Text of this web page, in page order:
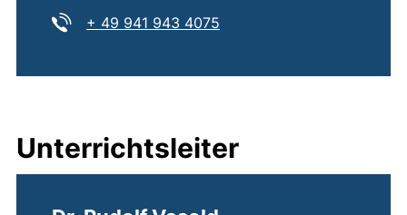
Tel:
+ 49 941 943 4075
Unterrichtsleiter